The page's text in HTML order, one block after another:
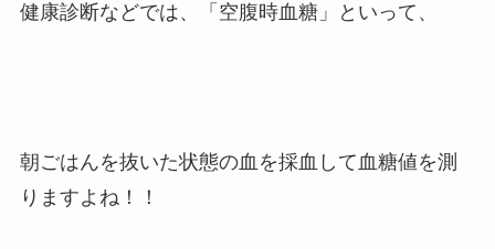
健康診断などでは、「空腹時血糖」といって、
朝ごはんを抜いた状態の血を採血して血糖値を測
りますよね！！